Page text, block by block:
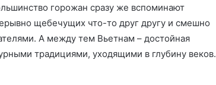
горожан сразу же вспоминают
щебечущих что-то друг другу и смешно
А между тем Вьетнам – достойная
традициями, уходящими в глубину веков.